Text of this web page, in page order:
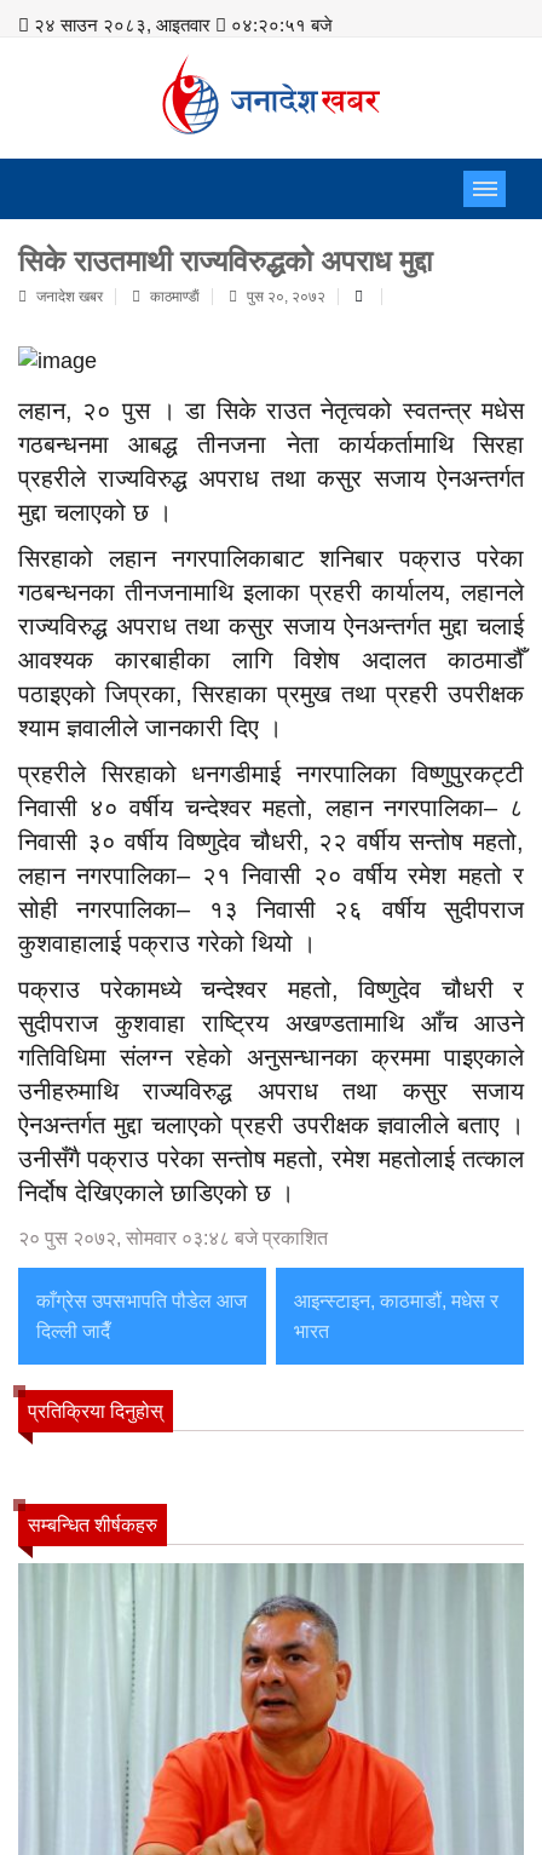
२४ साउन २०८३, आइतवार ०४:२०:५२ बजे
सिके राउतमाथी राज्यविरुद्धको अपराध मुद्दा
जनादेश खबर काठमाण्डाैं पुस २०, २०७२
लहान, २० पुस । डा सिके राउत नेतृत्वको स्वतन्त्र मधेस
गठबन्धनमा आबद्ध तीनजना नेता कार्यकर्तामाथि सिरहा
प्रहरीले राज्यविरुद्ध अपराध तथा कसुर सजाय ऐनअन्तर्गत
मुद्दा चलाएको छ ।
सिरहाको लहान नगरपालिकाबाट शनिबार पक्राउ परेका
गठबन्धनका तीनजनामाथि इलाका प्रहरी कार्यालय, लहानले
राज्यविरुद्ध अपराध तथा कसुर सजाय ऐनअन्तर्गत मुद्दा चलाई
आवश्यक कारबाहीका लागि विशेष अदालत काठमाडौँ
पठाइएको जिप्रका, सिरहाका प्रमुख तथा प्रहरी उपरीक्षक
श्याम ज्ञवालीले जानकारी दिए ।
प्रहरीले सिरहाको धनगडीमाई नगरपालिका विष्णुपुरकट्टी
निवासी ४० वर्षीय चन्देश्वर महतो, लहान नगरपालिका– ८
निवासी ३० वर्षीय विष्णुदेव चौधरी, २२ वर्षीय सन्तोष महतो,
लहान नगरपालिका– २१ निवासी २० वर्षीय रमेश महतो र
सोही नगरपालिका– १३ निवासी २६ वर्षीय सुदीपराज
कुशवाहालाई पक्राउ गरेको थियो ।
पक्राउ परेकामध्ये चन्देश्वर महतो, विष्णुदेव चौधरी र
सुदीपराज कुशवाहा राष्ट्रिय अखण्डतामाथि आँच आउने
गतिविधिमा संलग्न रहेको अनुसन्धानका क्रममा पाइएकाले
उनीहरुमाथि राज्यविरुद्ध अपराध तथा कसुर सजाय
ऐनअन्तर्गत मुद्दा चलाएको प्रहरी उपरीक्षक ज्ञवालीले बताए ।
उनीसँगै पक्राउ परेका सन्तोष महतो, रमेश महतोलाई तत्काल
निर्दोष देखिएकाले छाडिएको छ ।
२० पुस २०७२, सोमवार ०३:४८ बजे प्रकाशित
काँग्रेस उपसभापति पौडेल आज
दिल्ली जादैँ
आइन्स्टाइन, काठमाडौं, मधेस र
भारत
प्रतिक्रिया दिनुहोस्
सम्बन्धित शीर्षकहरु